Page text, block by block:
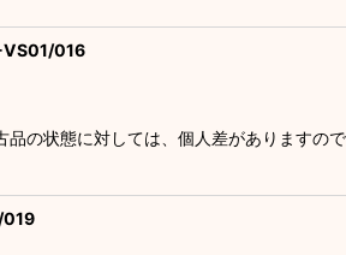
VS01/016
の状態に対しては、個人差があります
019